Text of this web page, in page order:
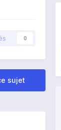
0
sujet